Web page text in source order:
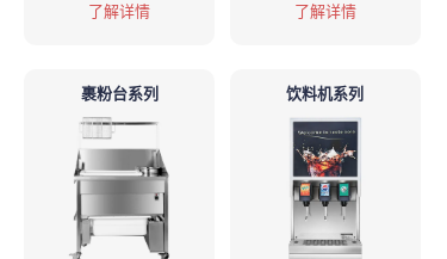
饮料机系列
裹粉台系列
了解详情 了解详情